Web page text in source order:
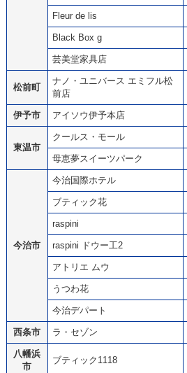
Fleur de lis
Black Box g
芸美堂家具店
松前町
ナノ・ユニバース エミフル松
前店
伊予市 アイソウ伊予本店
東温市
クールス・モール
母恵夢スイーツパーク
今治市
今治国際ホテル
ブティック花
raspini
raspini ドウー工2
アトリエ ムウ
うつわ花
今治デパート
西条市 ラ・セゾン
八幡浜
市
ブティック1118